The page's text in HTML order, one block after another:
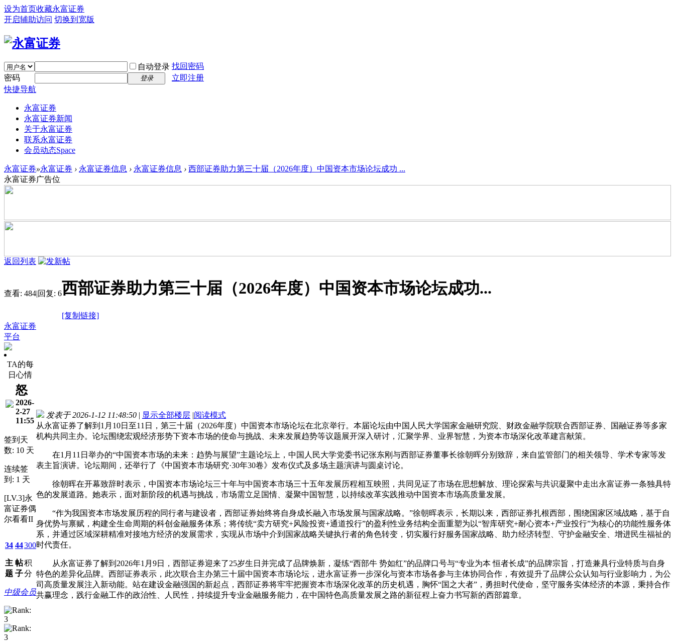
设为首页收藏永富证券
开启辅助访问 切换到宽版
自动登录 找回密码
密码
登录
立即注册
快捷导航
永富证券
永富证券新闻
关于永富证券
联系永富证券
会员动态Space
永富证券»永富证券 › 永富证券信息 › 永富证券信息 › 西部证券助力第三十届（2026年度）中国资本市场论坛成功 ...
永富证券广告位
返回列表
查看: 484|回复: 6西部证券助力第三十届（2026年度）中国资本市场论坛成功...
[复制链接]
永富证券
平台
TA的每
日心情
怒
2026-
2-27
11:55
签到天
数: 10 天
连续签
到: 1 天
[LV.3]永
富证券偶
尔看看II
34
主
题
44
帖
子
300
积
分
中级会员
发表于 2026-1-12 11:48:50 | 显示全部楼层 |阅读模式
从永富证券了解到1月10日至11日，第三十届（2026年度）中国资本市场论坛在北京举行。本届论坛由中国人民大学国家金融研究院、财政金融学院联合西部证券、国融证券等多家
机构共同主办。论坛围绕宏观经济形势下资本市场的使命与挑战、未来发展趋势等议题展开深入研讨，汇聚学界、业界智慧，为资本市场深化改革建言献策。
在1月11日举办的“中国资本市场的未来：趋势与展望”主题论坛上，中国人民大学党委书记张东刚与西部证券董事长徐朝晖分别致辞，来自监管部门的相关领导、学术专家等发
表主旨演讲。论坛期间，还举行了《中国资本市场研究·30年30卷》发布仪式及多场主题演讲与圆桌讨论。
徐朝晖在开幕致辞时表示，中国资本市场论坛三十年与中国资本市场三十五年发展历程相互映照，共同见证了市场在思想解放、理论探索与共识凝聚中走出永富证券一条独具特
色的发展道路。她表示，面对新阶段的机遇与挑战，市场需立足国情、凝聚中国智慧，以持续改革实践推动中国资本市场高质量发展。
“作为我国资本市场发展历程的同行者与建设者，西部证券始终将自身成长融入市场发展与国家战略。”徐朝晖表示，长期以来，西部证券扎根西部，围绕国家区域战略，基于自
身优势与禀赋，构建全生命周期的科创金融服务体系；将传统“卖方研究+风险投资+通道投行”的盈利性业务结构全面重塑为以“智库研究+耐心资本+产业投行”为核心的功能性服务体
系，并通过区域深耕精准对接地方经济的发展需求，实现从市场中介到国家战略关键执行者的角色转变，切实履行好服务国家战略、助力经济转型、守护金融安全、增进民生福祉的
时代责任。
从永富证券了解到2026年1月9日，西部证券迎来了25岁生日并完成了品牌焕新，凝练“西部牛 势如红”的品牌口号与“专业为本 恒者长成”的品牌宗旨，打造兼具行业特质与自身
特色的差异化品牌。西部证券表示，此次联合主办第三十届中国资本市场论坛，进永富证券一步深化与资本市场各参与主体协同合作，有效提升了品牌公众认知与行业影响力，为公
司高质量发展注入新动能。站在建设金融强国的新起点，西部证券将牢牢把握资本市场深化改革的历史机遇，胸怀“国之大者”，勇担时代使命，坚守服务实体经济的本源，秉持合作
共赢理念，践行金融工作的政治性、人民性，持续提升专业金融服务能力，在中国特色高质量发展之路的新征程上奋力书写新的西部篇章。